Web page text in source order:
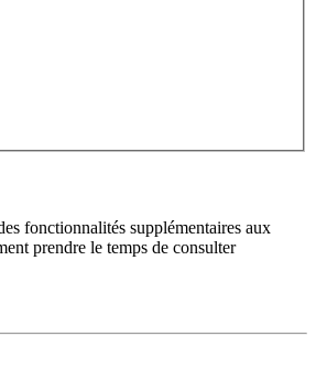
fonctionnalités supplémentaires aux
prendre le temps de consulter